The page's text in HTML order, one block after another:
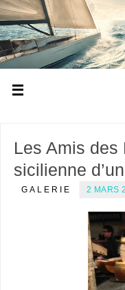
Les Amis des
sicilienne
GALERIE 2 MARS